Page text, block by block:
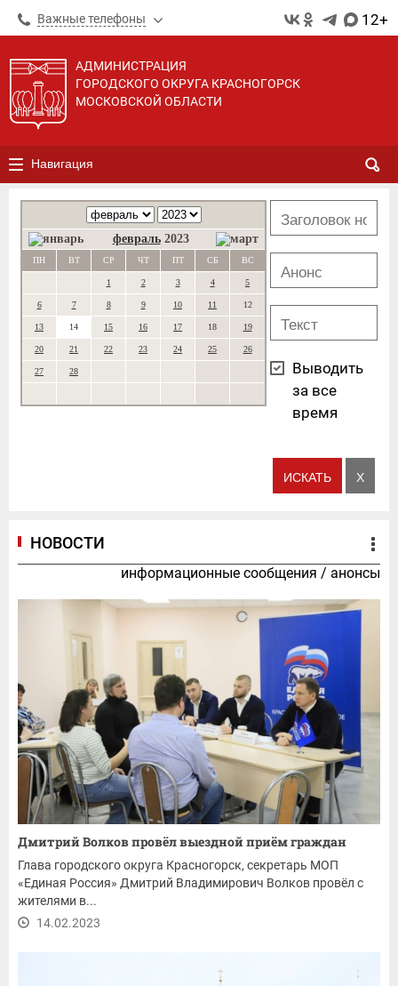
Важные телефоны 12+
АДМИНИСТРАЦИЯ
ГОРОДСКОГО ОКРУГА КРАСНОГОРСК
МОСКОВСКОЙ ОБЛАСТИ
Навигация
февраль 2023
ПН ВТ СР ЧТ ПТ СБ ВС
1 2 3 4 5
6 7 8 9 10 11 12
13 14 15 16 17 18 19
20 21 22 23 24 25 26
27 28
Выводить
за все
время
НОВОСТИ
информационные сообщения / анонсы
Дмитрий Волков провёл выездной приём граждан
Глава городского округа Красногорск, секретарь МОП
«Единая Россия» Дмитрий Владимирович Волков провёл с
жителями в...
14.02.2023